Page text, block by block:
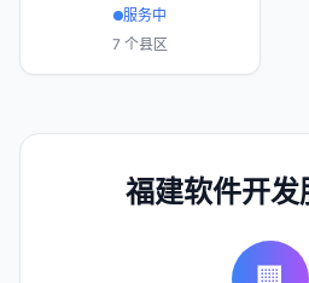
服务中
7 个县区
福建软件开发